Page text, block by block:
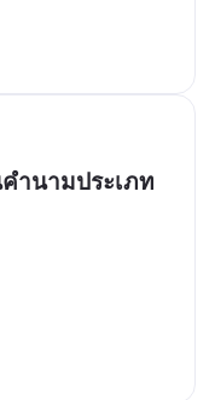
ำนามประเภท